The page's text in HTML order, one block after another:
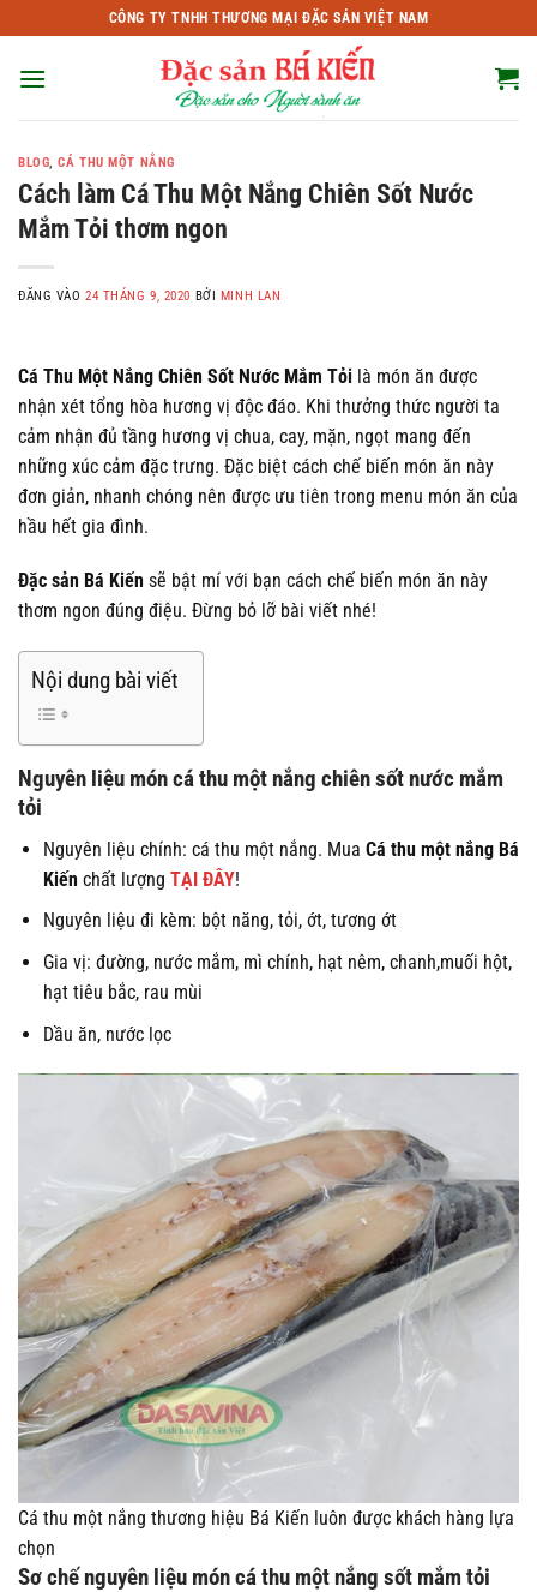
qua
nội
CÔNG TY TNHH THƯƠNG MẠI ĐẶC SẢN VIỆT NAM
BLOG,CÁ THU MỘT NẮNG
Cách làm Cá Thu Một Nắng Chiên Sốt Nước
Mắm Tỏi thơm ngon
ĐĂNG VÀO24 THÁNG 9, 2020 BỞI MINH LAN
Cá Thu Một Nắng Chiên Sốt Nước Mắm Tỏi là món ăn được
nhận xét tổng hòa hương vị độc đáo. Khi thưởng thức người ta
cảm nhận đủ tầng hương vị chua, cay, mặn, ngọt mang đến
những xúc cảm đặc trưng. Đặc biệt cách chế biến món ăn này
đơn giản, nhanh chóng nên được ưu tiên trong menu món ăn của
hầu hết gia đình.
Đặc sản Bá Kiến sẽ bật mí với bạn cách chế biến món ăn này
thơm ngon đúng điệu. Đừng bỏ lỡ bài viết nhé!
Nội dung bài viết
Nguyên liệu món cá thu một nắng chiên sốt nước mắm
tỏi
Nguyên liệu chính: cá thu một nắng. Mua Cá thu một nắng Bá
Kiến chất lượng TẠI ĐÂY!
Nguyên liệu đi kèm: bột năng, tỏi, ớt, tương ớt
Gia vị: đường, nước mắm, mì chính, hạt nêm, chanh,muối hột,
hạt tiêu bắc, rau mùi
Dầu ăn, nước lọc
Cá thu một nắng thương hiệu Bá Kiến luôn được khách hàng lựa
chọn
Sơ chế nguyên liệu món cá thu một nắng sốt mắm tỏi